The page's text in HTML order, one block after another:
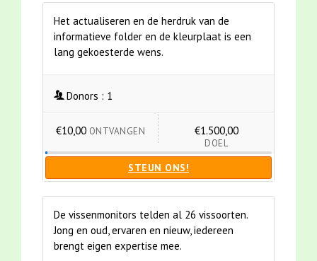
Het actualiseren en de herdruk van de
informatieve folder en de kleurplaat is een
lang gekoesterde wens.
Donors : 1
€10,00 ONTVANGEN €1.500,00
DOEL
STEUN ONS!
De vissenmonitors telden al 26 vissoorten.
Jong en oud, ervaren en nieuw, iedereen
brengt eigen expertise mee.